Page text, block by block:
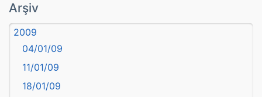
Aydın
Balıkesir
Bartın
başkentler
Batman
Arşiv
2009
04/01/09
11/01/09
18/01/09